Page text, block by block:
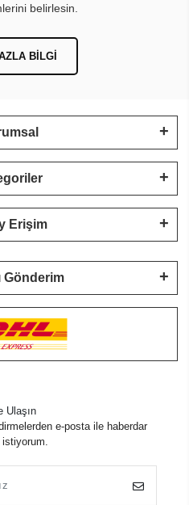
belirlesin.
BILGI
Erişim
Gönderim
Ulaşın
e-posta ile haberdar